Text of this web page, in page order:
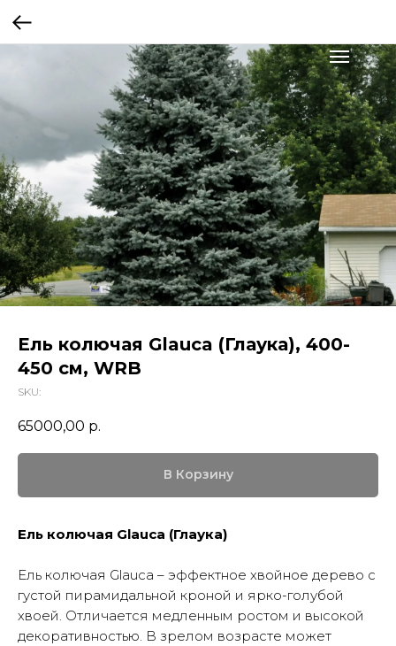
Ель колючая Glauca (Глаука), 400-
450 см, WRB
SKU:
65000,00 р.
В Корзину
Ель колючая Glauca (Глаука)
Ель колючая Glauca – эффектное хвойное дерево с
густой пирамидальной кроной и ярко-голубой
хвоей. Отличается медленным ростом и высокой
декоративностью. В зрелом возрасте может